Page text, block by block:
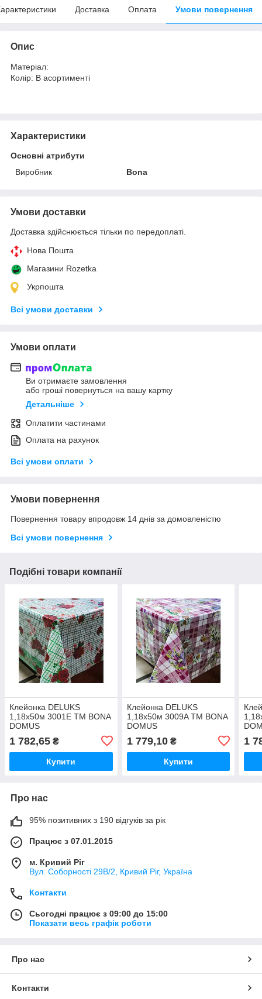
Доставка Оплата Умови повернення
Опис
Матеріал:
Колір: В асортименті
Характеристики
Основні атрибути
Виробник
Bona
Умови доставки
Доставка здійснюється тільки по передоплаті.
Нова Пошта
Магазини Rozetka
Укрпошта
Всі умови доставки
Умови оплати
Ви отримаєте замовлення
або гроші повернуться на вашу картку
Детальніше
Оплатити частинами
Оплата на рахунок
Всі умови оплати
Умови повернення
Повернення товару впродовж 14 днів за домовленістю
Всі умови повернення
Подібні товари компанії
Клейонка DELUKS
1,18х50м 3001E ТМ BONA
DOMUS
1 782,65 ₴
Купити
Клейонка DELUKS
1,18х50м 3009A ТМ BONA
DOMUS
1 779,10₴
Купити
1
Про нас
95% позитивних з 190 відгуків за рік
Працює з 07.01.2015
м. Кривий Ріг
Вул. Соборності 29В/2, Кривий Ріг, Україна
Контакти
Сьогодні працює з 09:00 до 15:00
Показати весь графік роботи
Про нас
Контакти